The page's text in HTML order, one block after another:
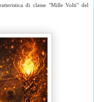
di classe "Mille Volti" del